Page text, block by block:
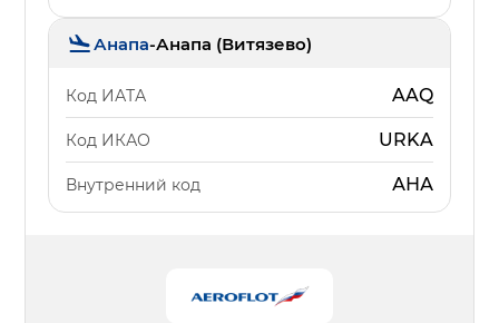
Анапа-Анапа (Витязево)
Код ИАТА AAQ
Код ИКАО URKA
Внутренний код АНА